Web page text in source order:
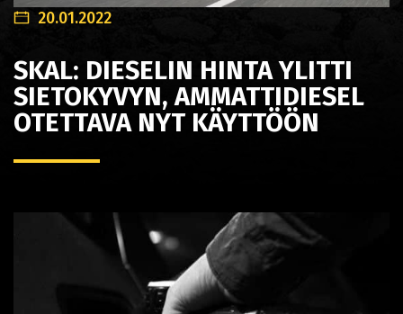
20.01.2022
SKAL: DIESELIN HINTA YLITTI
SIETOKYVYN, AMMATTIDIESEL
OTETTAVA NYT KÄYTTÖÖN